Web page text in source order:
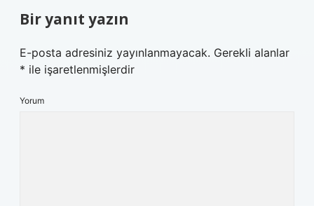
Bir yanıt yazın
E-posta adresiniz yayınlanmayacak. Gerekli alanlar
* ile işaretlenmişlerdir
Yorum